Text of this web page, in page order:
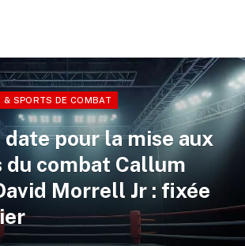
& SPORTS DE COMBAT
pour la mise aux
du combat Callum
Morrell Jr : fixée